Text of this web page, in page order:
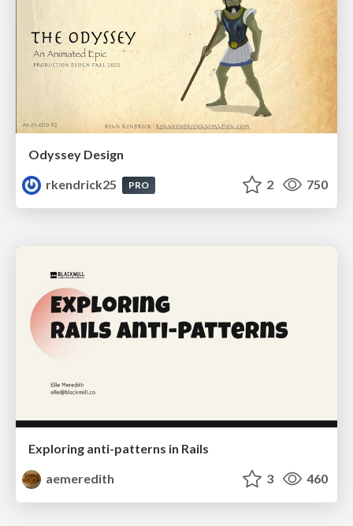
Odyssey Design
rkendrick25
PRO 2 750
Exploring anti-patterns in Rails
aemeredith
3 460